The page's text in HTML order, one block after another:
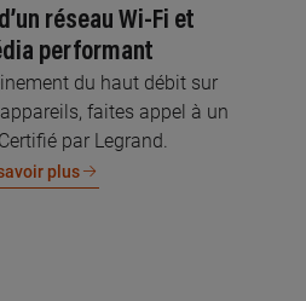
réseau Wi-Fi et
performant
du haut débit sur
faites appel à un
par Legrand.
plus